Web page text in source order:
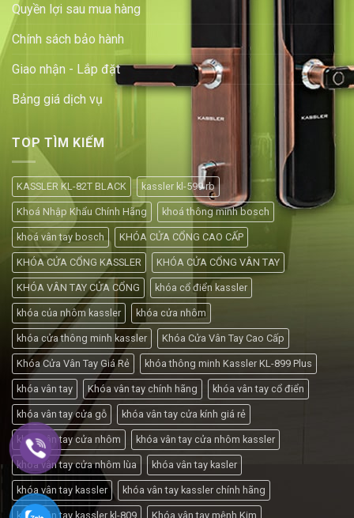
Quyền lợi sau mua hàng
Chính sách bảo hành
Giao nhận - Lắp đặt
Bảng giá dịch vụ
TOP TÌM KIẾM
KASSLER KL-82T BLACK kassler kl-599 rb
Khoá Nhập Khẩu Chính Hãng khoá thông minh bosch
khoá vân tay bosch KHÓA CỬA CỔNG CAO CẤP
KHÓA CỬA CỔNG KASSLER KHÓA CỬA CỔNG VÂN TAY
KHÓA VÂN TAY CỬA CỔNG khóa cổ điển kassler
khóa của nhôm kassler khóa cửa nhôm
khóa cửa thông minh kassler Khóa Cửa Vân Tay Cao Cấp
Khóa Cửa Vân Tay Giá Rẻ khóa thông minh Kassler KL-899 Plus
khóa vân tay Khóa vân tay chính hãng khóa vân tay cổ điển
khóa vân tay cửa gỗ khóa vân tay cửa kính giá rẻ
khóa vân tay cửa nhôm khóa vân tay cửa nhôm kassler
khóa vân tay cửa nhôm lùa khóa vân tay kasler
khóa vân tay kassler khóa vân tay kassler chính hãng
khóa vân tay kassler kl-809 Khóa vân tay mệnh Kim